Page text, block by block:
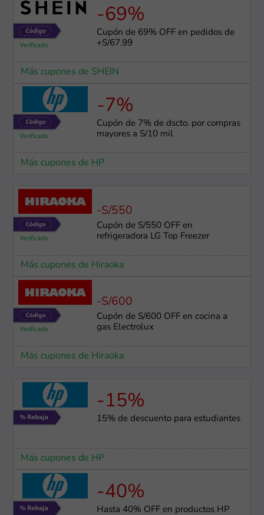
-69%
Cupón de 69% OFF en pedidos de
+S/67.99
Más cupones de SHEIN
-7%
Cupón de 7% de dscto. por compras
mayores a S/10 mil
Más cupones de HP
-S/550
Cupón de S/550 OFF en
refrigeradora LG Top Freezer
Más cupones de Hiraoka
-S/600
Cupón de S/600 OFF en cocina a
gas Electrolux
Más cupones de Hiraoka
-15%
15% de descuento para estudiantes
Más cupones de HP
-40%
Hasta 40% OFF en productos HP